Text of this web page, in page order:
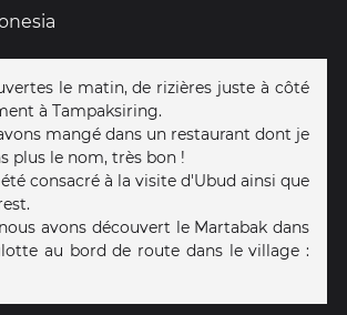
le matin, de rizières juste à côté
à Tampaksiring.
mangé dans un restaurant dont je
plus le nom, très bon !
consacré à la visite d'Ubud ainsi que
avons découvert le Martabak dans
au bord de route dans le village :